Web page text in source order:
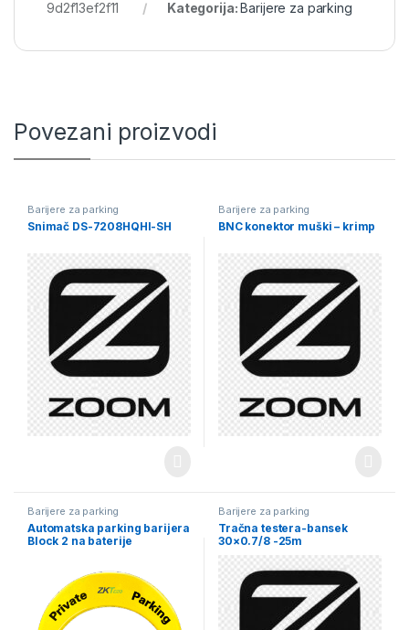
9d2f13ef2f11
Kategorija:Barijere za parking
Povezani proizvodi
Barijere za parking
Snimač DS-7208HQHI-SH
Barijere za parking
BNC konektor muški – krimp
Barijere za parking
Automatska parking barijera
Block 2 na baterije
Barijere za parking
Tračna testera-bansek
30×0.7/8 -25m